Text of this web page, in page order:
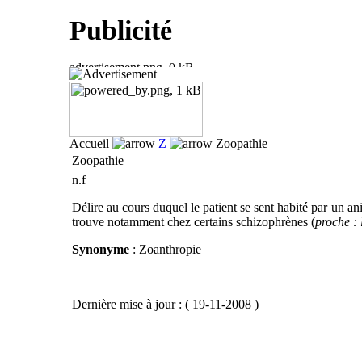
Publicité
Accueil Z
Zoopathie
Zoopathie
n.f
Délire au cours duquel le patient se sent habité par un
trouve notamment chez certains schizophrènes (proche :
Synonyme : Zoanthropie
Dernière mise à jour : ( 19-11-2008 )